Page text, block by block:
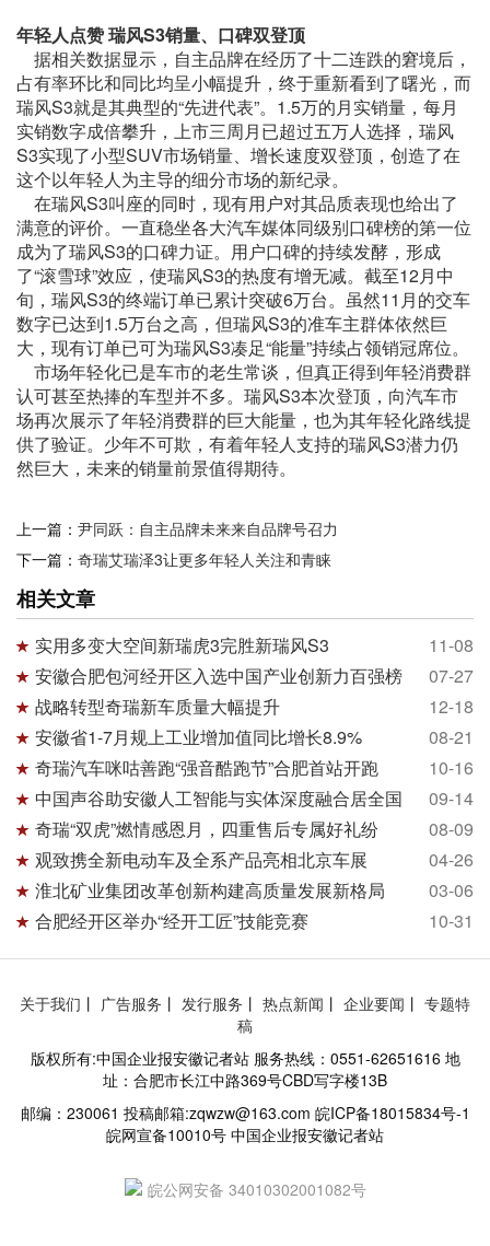
年轻人点赞瑞风S3销量、口碑双登顶
据相关数据显示，自主品牌在经历了十二连跌的窘境后，
占有率环比和同比均呈小幅提升，终于重新看到了曙光，而
瑞风S3就是其典型的“先进代表”。1.5万的月实销量，每月
实销数字成倍攀升，上市三周月已超过五万人选择，瑞风
S3实现了小型SUV市场销量、增长速度双登顶，创造了在
这个以年轻人为主导的细分市场的新纪录。
在瑞风S3叫座的同时，现有用户对其品质表现也给出了
满意的评价。一直稳坐各大汽车媒体同级别口碑榜的第一位
成为了瑞风S3的口碑力证。用户口碑的持续发酵，形成
了“滚雪球”效应，使瑞风S3的热度有增无减。截至12月中
旬，瑞风S3的终端订单已累计突破6万台。虽然11月的交车
数字已达到1.5万台之高，但瑞风S3的准车主群体依然巨
大，现有订单已可为瑞风S3凑足“能量”持续占领销冠席位。
市场年轻化已是车市的老生常谈，但真正得到年轻消费群
认可甚至热捧的车型并不多。瑞风S3本次登顶，向汽车市
场再次展示了年轻消费群的巨大能量，也为其年轻化路线提
供了验证。少年不可欺，有着年轻人支持的瑞风S3潜力仍
然巨大，未来的销量前景值得期待。
上一篇： 尹同跃：自主品牌未来来自品牌号召力
下一篇： 奇瑞艾瑞泽3让更多年轻人关注和青睐
相关文章
11-08
实用多变大空间新瑞虎3完胜新瑞风S3
07-27
安徽合肥包河经开区入选中国产业创新力百强榜
12-18
战略转型奇瑞新车质量大幅提升
08-21
安徽省1-7月规上工业增加值同比增长8.9%
10-16
奇瑞汽车咪咕善跑“强音酷跑节”合肥首站开跑
09-14
中国声谷助安徽人工智能与实体深度融合居全国
08-09
奇瑞“双虎”燃情感恩月，四重售后专属好礼纷
04-26
观致携全新电动车及全系产品亮相北京车展
03-06
淮北矿业集团改革创新构建高质量发展新格局
10-31
合肥经开区举办“经开工匠”技能竞赛
关于我们 丨 广告服务 丨 发行服务 丨 热点新闻 丨 企业要闻 丨 专题特
稿
版权所有:中国企业报安徽记者站 服务热线：0551-62651616 地
址：合肥市长江中路369号CBD写字楼13B
邮编：230061 投稿邮箱:zqwzw@163.com 皖ICP备18015834号-1
皖网宣备10010号 中国企业报安徽记者站
皖公网安备 34010302001082号